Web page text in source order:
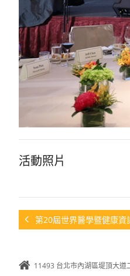
活動照片
第20屆世界醫學暨健康
11493 台北市內湖區堤頂大道